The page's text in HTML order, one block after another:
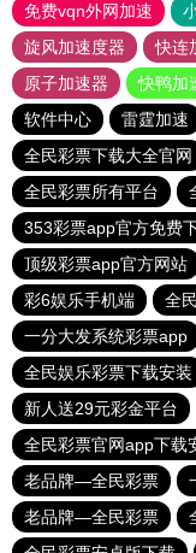
免费vqn外网加速
旋风加速度器
快连
原子加速器
快鸭加
软件中心
雷霆加速
全民彩票下载大全官网
全民彩票所有平台
353彩票app官方免费
顶级彩票app官方网站
彩6娱乐手机端
全
一分大发系统彩票app
全民娱乐彩票下载安装
新人送29元彩金平台
全民彩票官网app下载
老品牌—全民彩票
老品牌—全民彩票